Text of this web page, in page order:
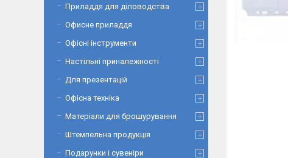
Приладдя для діловодства
Офисне приладдя
Офісні інструменти
Настільні приналежності
Для презентацій
Офісна техніка
Матеріали для брошурування
Штемпельна продукція
Подарунки і сувеніри